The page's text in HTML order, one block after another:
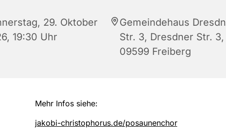
29. Oktober
19:30 Uhr
Gemeindehaus
Str. 3, Dresdner Str. 3,
09599 Freiberg
Mehr Infos siehe:
jakobi-christophorus.de/posaunenchor